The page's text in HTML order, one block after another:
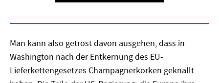
Man kann also getrost davon ausgehen, dass in
Washington nach der Entkernung des EU-
Lieferkettengesetzes Champagnerkorken geknallt